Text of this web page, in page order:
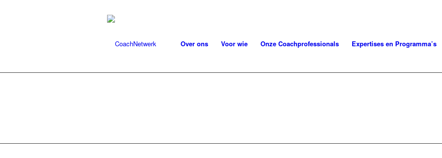
Over ons Voor wie Onze Coachprofessionals Expertises en Programma’s